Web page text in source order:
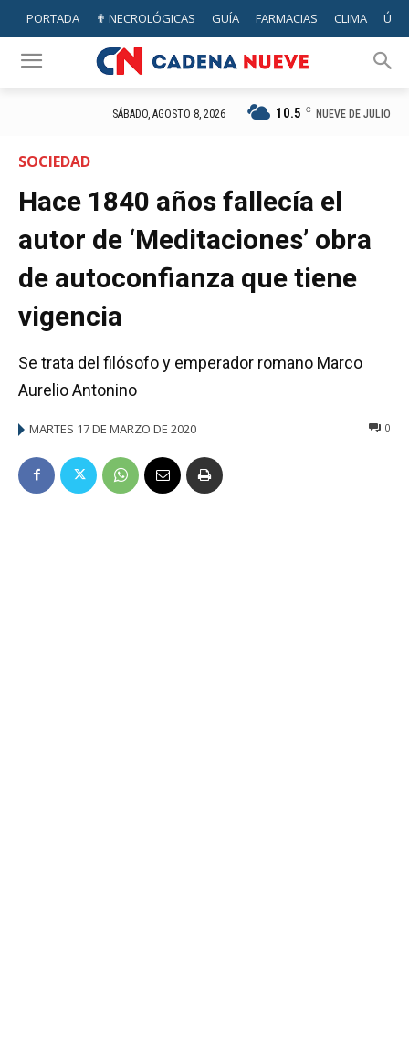
PORTADA ✟ NECROLÓGICAS GUÍA FARMACIAS CLIMA
SÁBADO, AGOSTO 8, 2026 10.5 C NUEVE DE JULIO
SOCIEDAD
Hace 1840 años fallecía el
autor de ‘Meditaciones’ obra
de autoconfianza que tiene
vigencia
Se trata del filósofo y emperador romano Marco
Aurelio Antonino
MARTES 17 DE MARZO DE 2020 0